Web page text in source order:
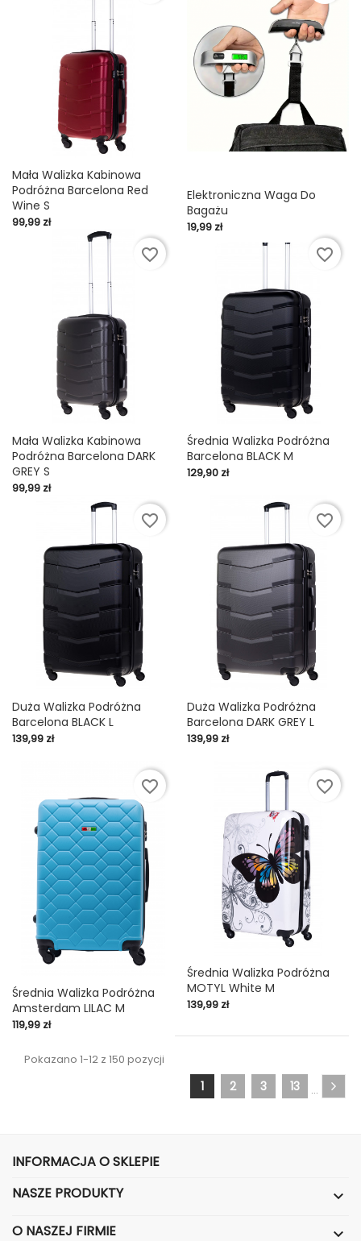
Mała Walizka Kabinowa
Podróżna Barcelona Red
Wine S
Cena
99,99 zł
Elektroniczna Waga Do
Bagażu
Cena
19,99 zł
Mała Walizka Kabinowa
Podróżna Barcelona DARK
GREY S
Cena
99,99 zł
favorite_border
Średnia Walizka Podróżna
Barcelona BLACK M
Cena
129,90 zł
favorite_border
Duża Walizka Podróżna
Barcelona BLACK L
Cena
139,99 zł
favorite_border
Duża Walizka Podróżna
Barcelona DARK GREY L
Cena
139,99 zł
favorite_border
Średnia Walizka Podróżna
Amsterdam LILAC M
Cena
119,99 zł
favorite_border
Średnia Walizka Podróżna
MOTYL White M
Cena
139,99 zł
favorite_border
Pokazano 1-12 z 150 pozycji
1 2 3 …
13
INFORMACJA O SKLEPIE
NASZE PRODUKTY

O NASZEJ FIRMIE 